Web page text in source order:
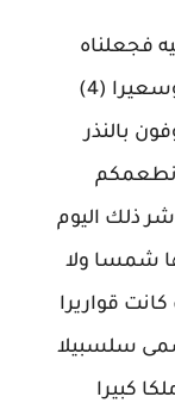
نبتليه فجعلناه
سميعا بصيرا (2) إنا هديناه السبيل إما شاكرا وإما كفورا (3) إنا أعتدنا للكافرين سلاسل وأغلالا وسعيرا (4)
مزاجها كافورا (5) عينا يشرب بها عباد الله يفجرونها تفجيرا (6) يوفون بالنذر
الطعام على حبه مسكينا ويتيما وأسيرا (8) إنما نطعمكم
يوما عبوسا قمطريرا (10) فوقاهم الله شر ذلك اليوم
لا يرون فيها شمسا ولا
فضة وأكواب كانت قواريرا
كان مزاجها زنجبيلا (17) عينا فيها تسمى سلسبيلا
رأيت نعيما وملكا كبيرا